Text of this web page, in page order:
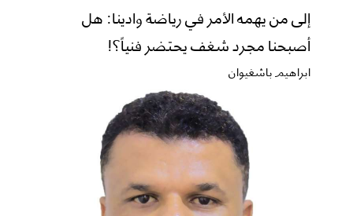
إلى من يهمه الأمر في رياضة وادينا: هل
أصبحنا مجرد شغف يحتضر فنياً؟!
ابراهيم باشغيوان